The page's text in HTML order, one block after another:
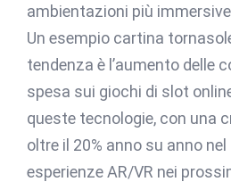
ambientazioni più
Un esempio cartina
tendenza è l’aumento delle
spesa sui giochi di slot
queste tecnologie, con una
oltre il 20% anno su anno
esperienze AR/VR nei